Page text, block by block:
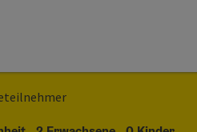
Reiseteilnehmer